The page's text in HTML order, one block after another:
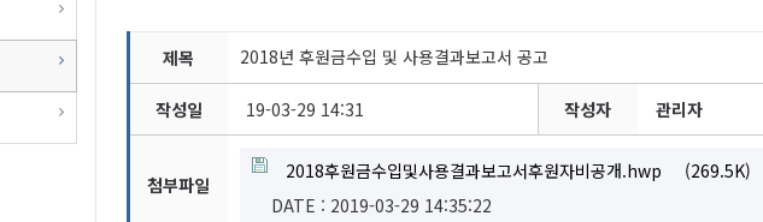
제목 2018년 후원금수입 및 사용결과보고서 공고
작성일 19-03-29 14:31 작성자 관리자
첨부파일
2018후원금수입및사용결과보고서후원자비공개.hwp
(269.5K)
DATE : 2019-03-29 14:35:22